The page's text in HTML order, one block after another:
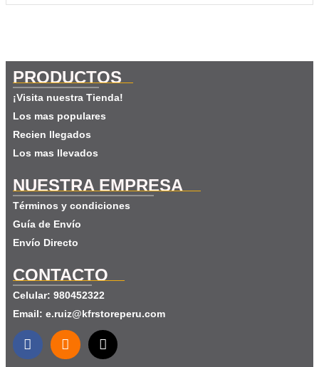
PRODUCTOS
¡Visita nuestra Tienda!
Los mas populares
Recien llegados
Los mas llevados
NUESTRA EMPRESA​
Términos y condiciones
Guía de Envío
Envío Directo
CONTACTO
Celular: 980452322
Email: e.ruiz@kfrstoreperu.com